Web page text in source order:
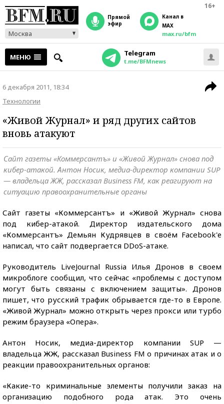
16+
Москва
прямой
эфир
Канал в
MAX
max.ru/bfm
МЕНЮ Telegram
t.me/BFMnews
6 декабря 2011, 18:34
Технологии
«Живой Журнал» и ряд других сайтов
вновь атакуют
Сайт газеты «Коммерсантъ» и «Живой Журнал» снова под
кибер-атакой. Антон Носик, медиа-директор компании SUP
— владельца ЖЖ, рассказал Business FM, как реагируют на
ситуацию правоохранительные органы
Сайт газеты «Коммерсантъ» и «Живой Журнал» снова
под кибер-атакой. Директор издательского дома
«Коммерсантъ» Демьян Кудрявцев в своём Facebook'е
написал, что сайт подвергается DDoS-атаке.
Руководитель LiveJournal Russia Илья Дронов в своем
микроблоге сообщил, что сейчас «проблемы с доступом
могут быть связаны с включением защиты». Дронов
пишет, что русский трафик обрывается где-то в Европе.
«Живой Журнал» можно открыть через прокси или турбо
режим браузера «Опера».
Антон Носик, медиа-директор компании SUP —
владельца ЖЖ, рассказал Business FM о причинах атак и о
реакции правоохранительных органов:
«Какие-то криминальные элементы получили заказ на
организацию подобного рода атак. Это очень